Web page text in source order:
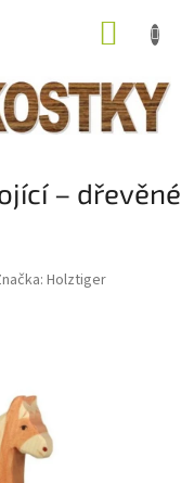
– dřevěné
Holztiger